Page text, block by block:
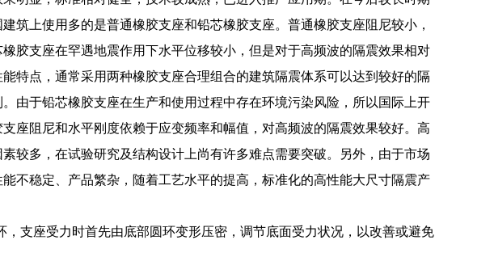
筑上使用多的是普通橡胶支座和铅芯橡胶支座。普通橡胶支座阻尼较小，
胶支座在罕遇地震作用下水平位移较小，但是对于高频波的隔震效果相对
特点，通常采用两种橡胶支座合理组合的建筑隔震体系可以达到较好的隔
由于铅芯橡胶支座在生产和使用过程中存在环境污染风险，所以国际上开
座阻尼和水平刚度依赖于应变频率和幅值，对高频波的隔震效果较好。高
较多，在试验研究及结构设计上尚有许多难点需要突破。另外，由于市场
不稳定、产品繁杂，随着工艺水平的提高，标准化的高性能大尺寸隔震产
支座受力时首先由底部圆环变形压密，调节底面受力状况，以改善或避免